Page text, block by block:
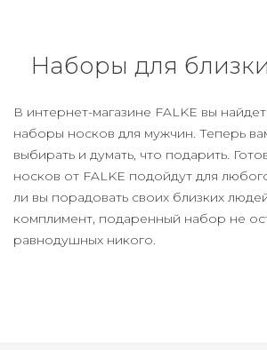
Наборы для
В интернет-магазине FALKE вы
наборы носков для мужчин. Теперь
выбирать и думать, что подарить.
носков от FALKE подойдут для
ли вы порадовать своих близких
комплимент, подаренный набор не
равнодушных никого.